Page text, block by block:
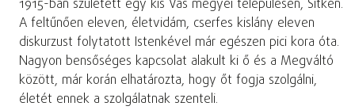
1915-ban született egy kis Vas megyei településen, Sitkén.
A feltűnően eleven, életvidám, cserfes kislány eleven
diskurzust folytatott Istenkével már egészen pici kora óta.
Nagyon bensőséges kapcsolat alakult ki ő és a Megváltó
között, már korán elhatározta, hogy őt fogja szolgálni,
életét ennek a szolgálatnak szenteli.